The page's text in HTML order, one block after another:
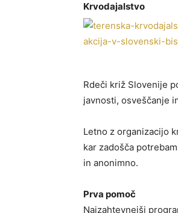
Krvodajalstvo
Rdeči križ Slovenije
javnosti, osveščanje
Letno z organizacijo
kar zadošča
in anonimno.
Prva pomoč
Najzahtevnejši